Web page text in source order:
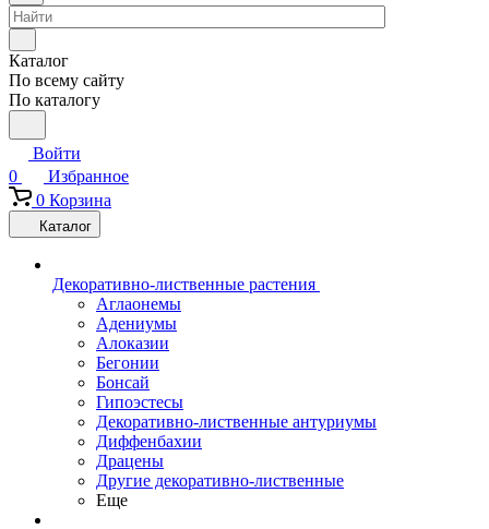
Каталог
По всему сайту
По каталогу
Войти
0
Избранное
0 Корзина
Каталог
Декоративно-лиственные растения
Аглаонемы
Адениумы
Алоказии
Бегонии
Бонсай
Гипоэстесы
Декоративно-лиственные антуриумы
Диффенбахии
Драцены
Другие декоративно-лиственные
Еще